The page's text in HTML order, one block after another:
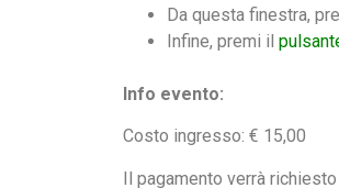
Da questa finestra,
Infine, premi il
Info evento:
Costo ingresso: € 15,00
Il pagamento verrà